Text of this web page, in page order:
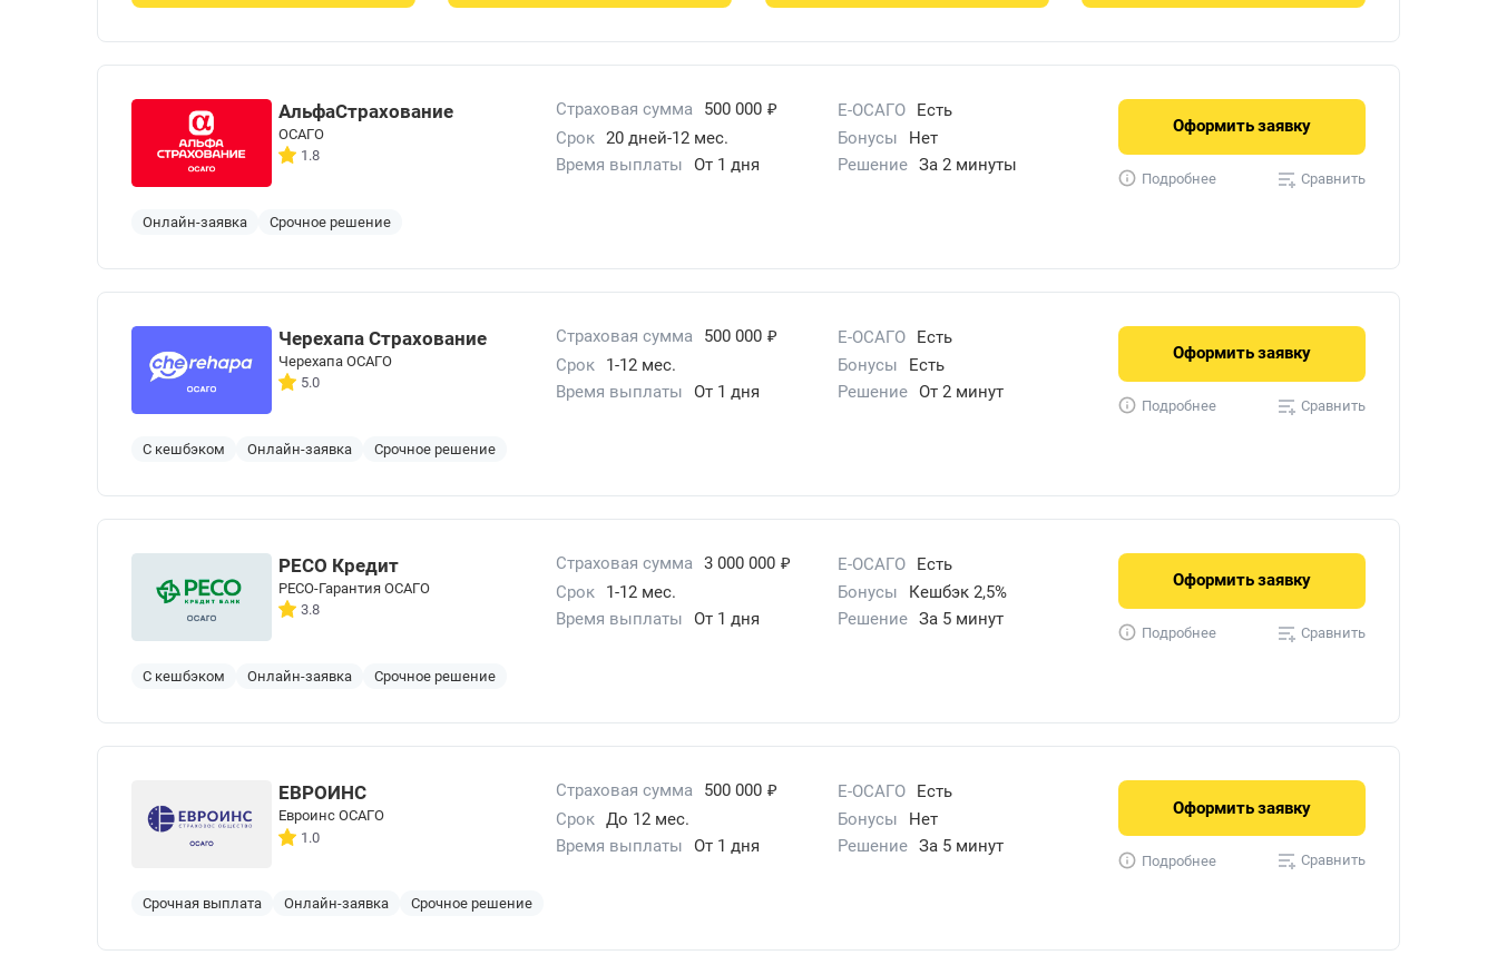
АльфаСтрахование
ОСАГО
1.8
Страховая сумма 500 000 ₽ Е-ОСАГО
Есть
Срок 20 дней-12 мес. Бонусы
Нет
Время выплаты
От 1 дня Решение За 2 минуты
Онлайн-заявка Срочное решение
Оформитьзаявку
Подробнее Сравнить
Черехапа Страхование
Черехапа ОСАГО
5.0
Страховая сумма 500 000 ₽ Е-ОСАГО
Есть
Срок
1-12 мес. Бонусы
Есть
Время выплаты
От 1 дня Решение От 2 минут
С кешбэком Онлайн-заявка Срочное решение
Оформитьзаявку
Подробнее Сравнить
РЕСО Кредит
РЕСО-Гарантия ОСАГО
3.8
Страховая сумма 3 000 000 ₽ Е-ОСАГО
Есть
Срок
1-12 мес. Бонусы
Кешбэк 2,5%
Время выплаты
От 1 дня Решение За 5 минут
С кешбэком Онлайн-заявка Срочное решение
Оформитьзаявку
Подробнее Сравнить
ЕВРОИНС
Евроинс ОСАГО
1.0
Страховая сумма 500 000 ₽ Е-ОСАГО
Есть
Срок До 12 мес. Бонусы
Нет
Время выплаты
От 1 дня Решение За 5 минут
Срочная выплата Онлайн-заявка Срочное решение
Оформитьзаявку
Подробнее Сравнить